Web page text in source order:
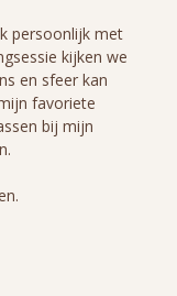
persoonlijk met
kijken we
en sfeer kan
favoriete
bij mijn